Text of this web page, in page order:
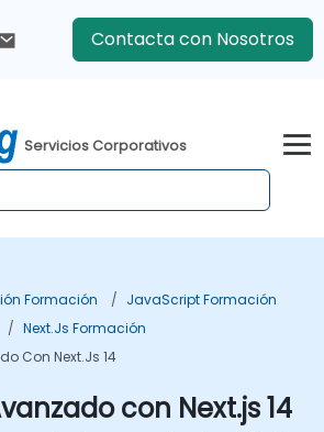
Contacta con Nosotros
Servicios Corporativos
Formación
JavaScript Formación
Next.js Formación
Con Next.js 14
con Next.js 14